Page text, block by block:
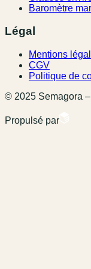
Baromètre
Légal
Mentions
CGV
Politique de
© 2025 Semagora
Propulsé par